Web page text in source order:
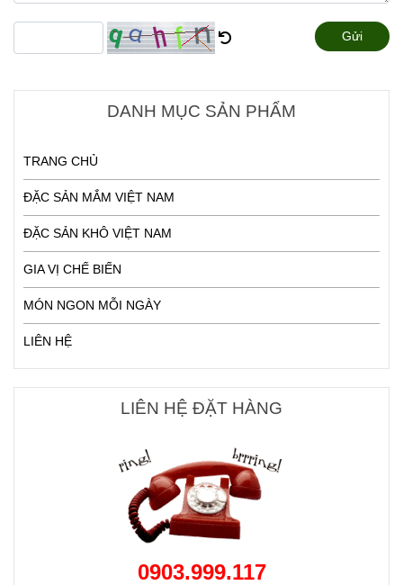
Gửi
DANH MỤC SẢN PHẨM
TRANG CHỦ
ĐẶC SẢN MẮM VIỆT NAM
ĐẶC SẢN KHÔ VIỆT NAM
GIA VỊ CHẾ BIẾN
MÓN NGON MỖI NGÀY
LIÊN HỆ
LIÊN HỆ ĐẶT HÀNG
0903.999.117